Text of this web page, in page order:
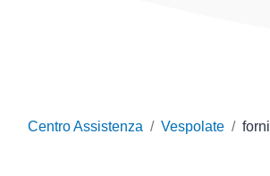
Centro Assistenza Vespolate forni